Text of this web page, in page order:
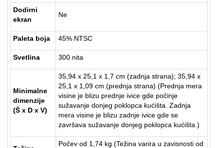
Dodirni
ekran
Ne
Paleta boja 45% NTSC
Svetlina 300 nita
Minimalne
dimenzije
(Š x D x V)
35,94 x 25,1 x 1,7 cm (zadnja strana); 35,94 x
25,1 x 1,09 cm (prednja strana) (Prednja mera
visine je blizu prednje ivice gde počinje
sužavanje donjeg poklopca kućišta. Zadnja
mera visine je blizu zadnje ivice gde se
završava sužavanje donjeg poklopca kućišta.)
Počev od 1,74 kg (Težina varira u zavisnosti od